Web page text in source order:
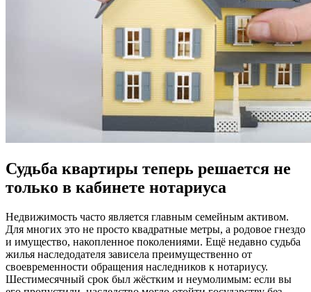
Судьба квартиры теперь решается не
только в кабинете нотариуса
Недвижимость часто является главным семейным активом.
Для многих это не просто квадратные метры, а родовое гнездо
и имущество, накопленное поколениями. Ещё недавно судьба
жилья наследодателя зависела преимущественно от
своевременности обращения наследников к нотариусу.
Шестимесячный срок был жёстким и неумолимым: если вы